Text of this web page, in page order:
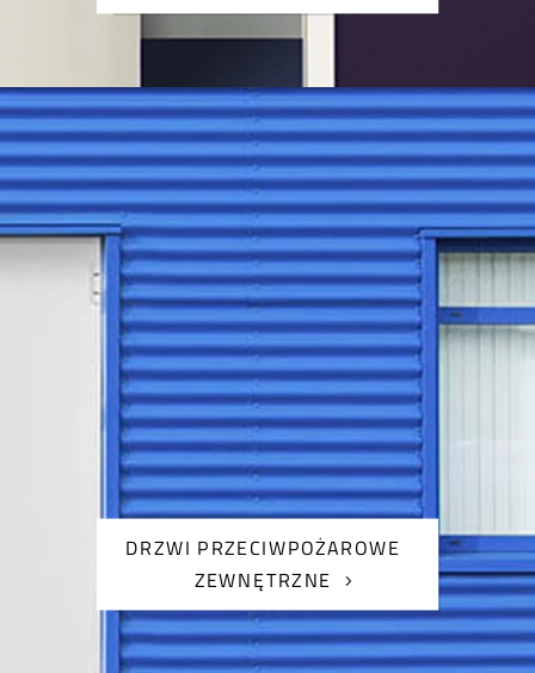
DRZWI PRZECIWPOŻAROWE
ZEWNĘTRZNE